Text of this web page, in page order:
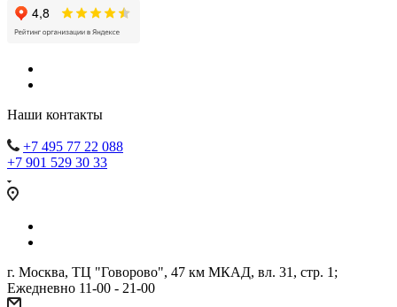
Наши контакты
+7 495 77 22 088
+7 901 529 30 33
г. Москва, ТЦ "Говорово", 47 км МКАД, вл. 31, стр. 1;
Ежедневно 11-00 - 21-00